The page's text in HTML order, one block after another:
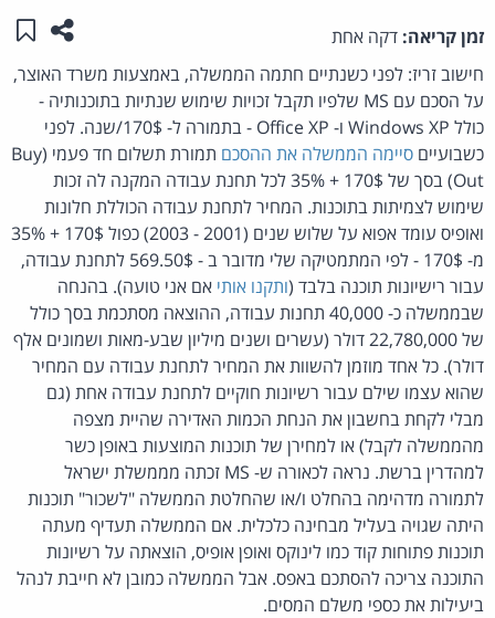
זמן קריאה: דקה אחת שתפו
חישוב זריז: לפני כשנתיים חתמה הממשלה, באמצעות משרד האוצר,
על הסכם עם MS שלפיו תקבל זכויות שימוש שנתיות בתוכנותיה -
כולל Windows XP ו- Office XP - בתמורה ל- 170$/שנה. לפני
כשבועיים סיימה הממשלה את ההסכם
תמורת תשלום חד פעמי (Buy
Out) בסך של 170$ + 35% לכל תחנת עבודה המקנה לה זכות
שימוש לצמיתות בתוכנות. המחיר לתחנת עבודה הכוללת חלונות
ואופיס עומד אפוא על שלוש שנים (2001 - 2003) כפול 170$ + 35%
מ- 170$ - לפי המתמטיקה שלי מדובר ב - 569.50$ לתחנת עבודה,
עבור רישיונות תוכנה בלבד (ותקנו אותי אם אני טועה). בהנחה
שבממשלה כ- 40,000 תחנות עבודה, ההוצאה מסתכמת בסך כולל
של 22,780,000 דולר (עשרים ושנים מיליון שבע-מאות ושמונים אלף
דולר). כל אחד מוזמן להשוות את המחיר לתחנת עבודה עם המחיר
שהוא עצמו שילם עבור רשיונות חוקיים לתחנת עבודה אחת (גם
מבלי לקחת בחשבון את הנחת הכמות האדירה שהיית מצפה
מהממשלה לקבל) או למחירן של תוכנות המוצעות באופן כשר
למהדרין ברשת. נראה לכאורה ש- MS זכתה מממשלת ישראל
לתמורה מדהימה בהחלט ו/או שהחלטת הממשלה "לשכור" תוכנות
היתה שגויה בעליל מבחינה כלכלית. אם הממשלה תעדיף מעתה
תוכנות פתוחות קוד כמו לינוקס ואופן אופיס, הוצאתה על רשיונות
התוכנה צריכה להסתכם באפס. אבל הממשלה כמובן לא חייבת לנהל
ביעילות את כספי משלם המסים.